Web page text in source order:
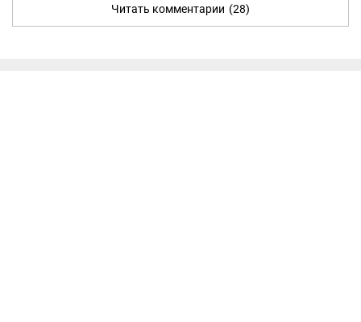
Читать комментарии (28)